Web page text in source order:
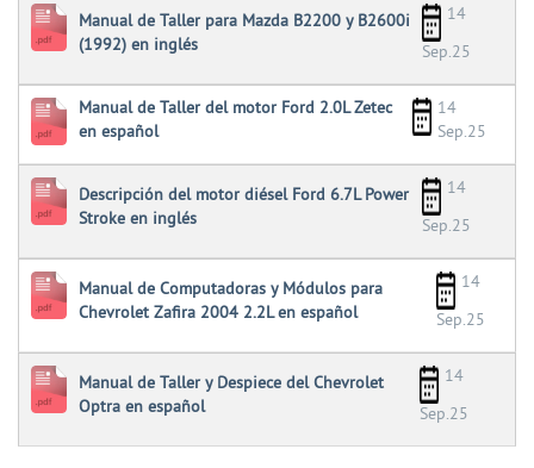
Manual de Taller para Mazda B2200 y B2600i
(1992) en inglés
14
Sep.25
Manual de Taller del motor Ford 2.0L Zetec
en español
14
Sep.25
Descripción del motor diésel Ford 6.7L Power
Stroke en inglés
14
Sep.25
Manual de Computadoras y Módulos para
Chevrolet Zafira 2004 2.2L en español
14
Sep.25
Manual de Taller y Despiece del Chevrolet
Optra en español
14
Sep.25